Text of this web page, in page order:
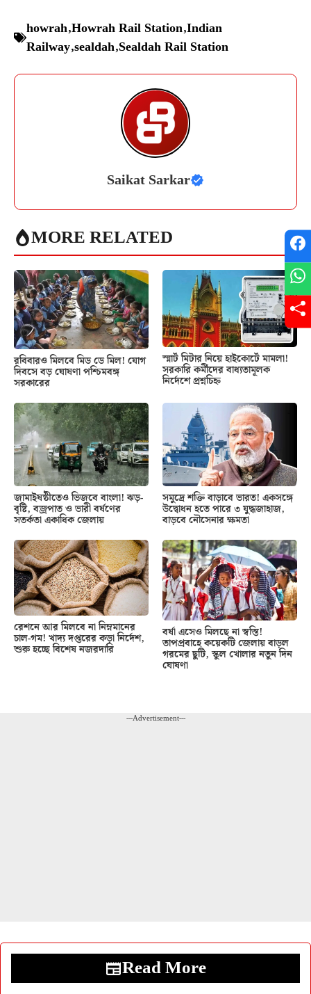
howrah,Howrah Rail Station,Indian
Railway,sealdah,Sealdah Rail Station
Saikat Sarkar
MORE RELATED
রবিবারও মিলবে মিড ডে মিল! যোগ
দিবসে বড় ঘোষণা পশ্চিমবঙ্গ
সরকারের
স্মার্ট মিটার নিয়ে হাইকোর্টে মামলা!
সরকারি কর্মীদের বাধ্যতামূলক
নির্দেশে প্রশ্নচিহ্ন
জামাইষষ্ঠীতেও ভিজবে বাংলা! ঝড়-
বৃষ্টি, বজ্রপাত ও ভারী বর্ষণের
সতর্কতা একাধিক জেলায়
সমুদ্রে শক্তি বাড়াবে ভারত! একসঙ্গে
উদ্বোধন হতে পারে ৩ যুদ্ধজাহাজ,
বাড়বে নৌসেনার ক্ষমতা
রেশনে আর মিলবে না নিম্নমানের
চাল-গম! খাদ্য দপ্তরের কড়া নির্দেশ,
শুরু হচ্ছে বিশেষ নজরদারি
বর্ষা এসেও মিলছে না স্বস্তি!
তাপপ্রবাহে কয়েকটি জেলায় বাড়ল
গরমের ছুটি, স্কুল খোলার নতুন দিন
ঘোষণা
---Advertisement---
Read More